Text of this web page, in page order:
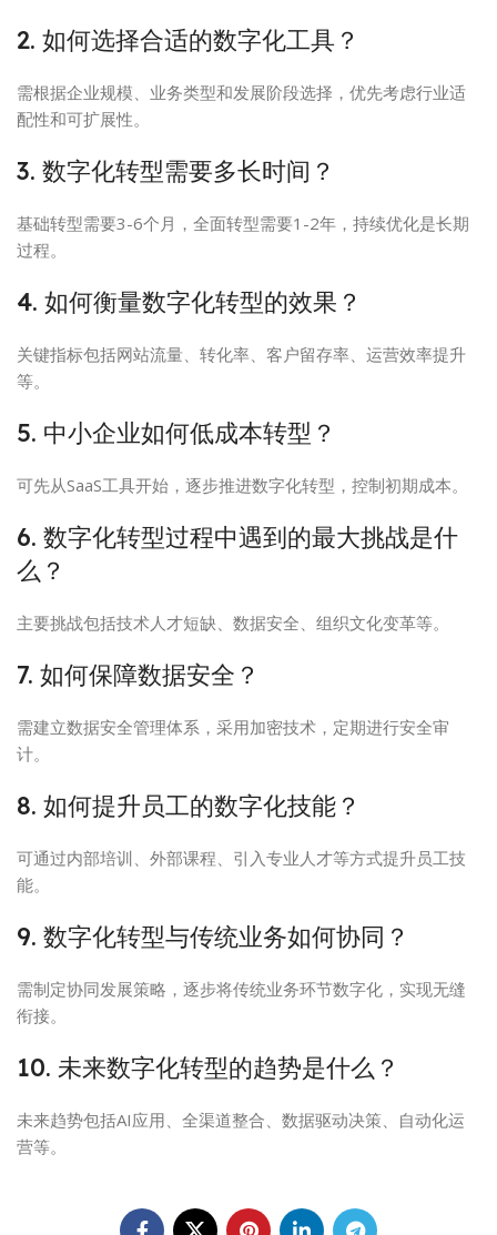
2. 如何选择合适的数字化工具？
需根据企业规模、业务类型和发展阶段选择，优先考虑行业适
配性和可扩展性。
3. 数字化转型需要多长时间？
基础转型需要3-6个月，全面转型需要1-2年，持续优化是长期
过程。
4. 如何衡量数字化转型的效果？
关键指标包括网站流量、转化率、客户留存率、运营效率提升
等。
5. 中小企业如何低成本转型？
可先从SaaS工具开始，逐步推进数字化转型，控制初期成本。
6. 数字化转型过程中遇到的最大挑战是什
么？
主要挑战包括技术人才短缺、数据安全、组织文化变革等。
7. 如何保障数据安全？
需建立数据安全管理体系，采用加密技术，定期进行安全审
计。
8. 如何提升员工的数字化技能？
可通过内部培训、外部课程、引入专业人才等方式提升员工技
能。
9. 数字化转型与传统业务如何协同？
需制定协同发展策略，逐步将传统业务环节数字化，实现无缝
衔接。
10. 未来数字化转型的趋势是什么？
未来趋势包括AI应用、全渠道整合、数据驱动决策、自动化运
营等。